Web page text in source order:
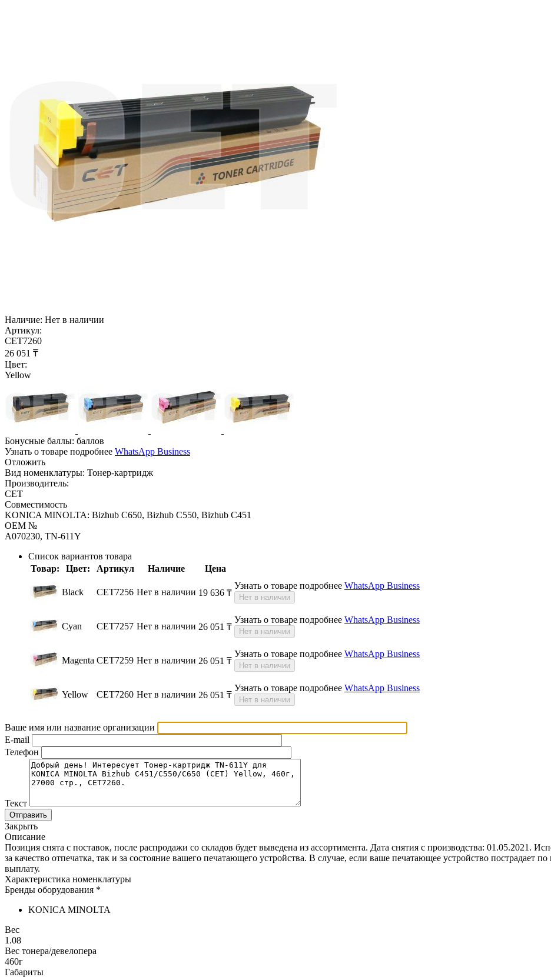
Наличие: Нет в наличии
Артикул:
CET7260
26 051 ₸
Цвет:
Yellow
Бонусные баллы: баллов
Узнать о товаре подробнее WhatsApp Business
Отложить
Вид номенклатуры: Тонер-картридж
Производитель:
CET
Совместимость
KONICA MINOLTA: Bizhub C650, Bizhub C550, Bizhub C451
OEM №
A070230, TN-611Y
Список вариантов товара
Товар:
Цвет: Артикул Наличие Цена
Black CET7256 Нет в наличии 19 636 ₸
Узнать о товаре подробнее WhatsApp Business
Нет в наличии
Cyan CET7257 Нет в наличии 26 051 ₸
Узнать о товаре подробнее WhatsApp Business
Нет в наличии
Magenta CET7259 Нет в наличии 26 051 ₸
Узнать о товаре подробнее WhatsApp Business
Нет в наличии
Yellow CET7260 Нет в наличии 26 051 ₸
Узнать о товаре подробнее WhatsApp Business
Нет в наличии
Ваше имя или название организации
E-mail
Телефон
Текст
Отправить
Закрыть
Описание
Позиция снята с поставок, после распродажи со складов будет выведена из ассортимента. Дата снятия с производства:
за качество отпечатка, так и за состояние вашего печатающего устройства. В случае, если ваше печатающее устройство
выплату.
Характеристика номенклатуры
Бренды оборудования *
KONICA MINOLTA
Вес
1.08
Вес тонера/девелопера
460г
Габариты